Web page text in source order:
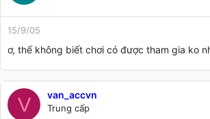
15/9/05
ơ, thế không biết chơi có được tham gia ko
V van_accvn
Trung cấp